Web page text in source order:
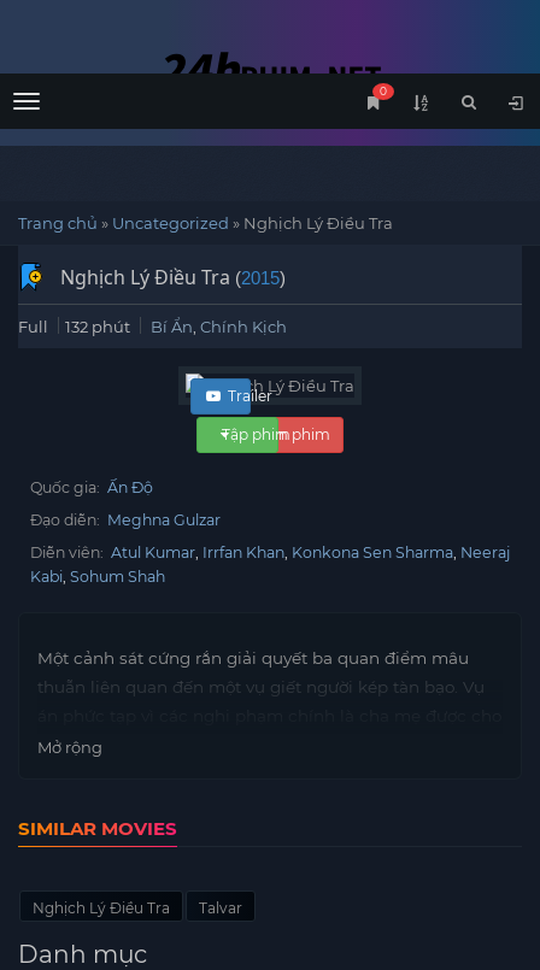
Menu
0
Trang chủ » Uncategorized » Nghịch Lý Điều Tra
Nghịch Lý Điều Tra (2015)
Full 132 phút Bí Ẩn Chính Kịch
Xem phim
Trailer
Tập phim
Quốc gia: Ấn Độ
Đạo diễn: Meghna Gulzar
Diễn viên: Atul Kumar Irrfan Khan Konkona Sen Sharma Neeraj
Kabi Sohum Shah
Một cảnh sát cứng rắn giải quyết ba quan điểm mâu
thuẫn liên quan đến một vụ giết người kép tàn bạo. Vụ
là đã giết con gái tuổi teen của họ.
Mở rộng
SIMILAR MOVIES
Nghịch Lý Điều Tra Talvar
Danh mục